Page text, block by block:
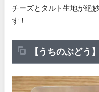
チーズとタルト生地が絶
す！
【うちのぶどう